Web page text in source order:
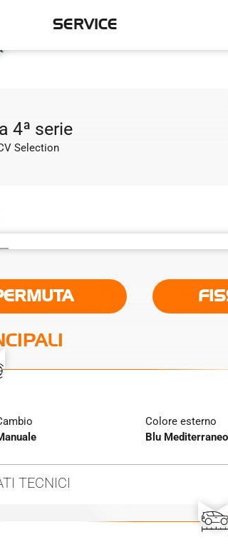
SERVICE
4ª serie
Selection
Colore esterno
Blu
TECNICI